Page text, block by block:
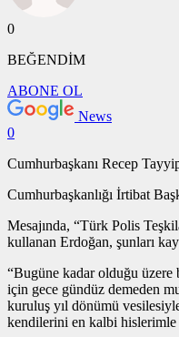
0
BEĞENDİM
ABONE OL
News
0
Cumhurbaşkanı Recep
Cumhurbaşkanlığı İrtibat
Mesajında, “Türk Polis
kullanan Erdoğan, şunları
“Bugüne kadar olduğu üzere
için gece gündüz demeden
kuruluş yıl dönümü
kendilerini en kalbi hislerimle